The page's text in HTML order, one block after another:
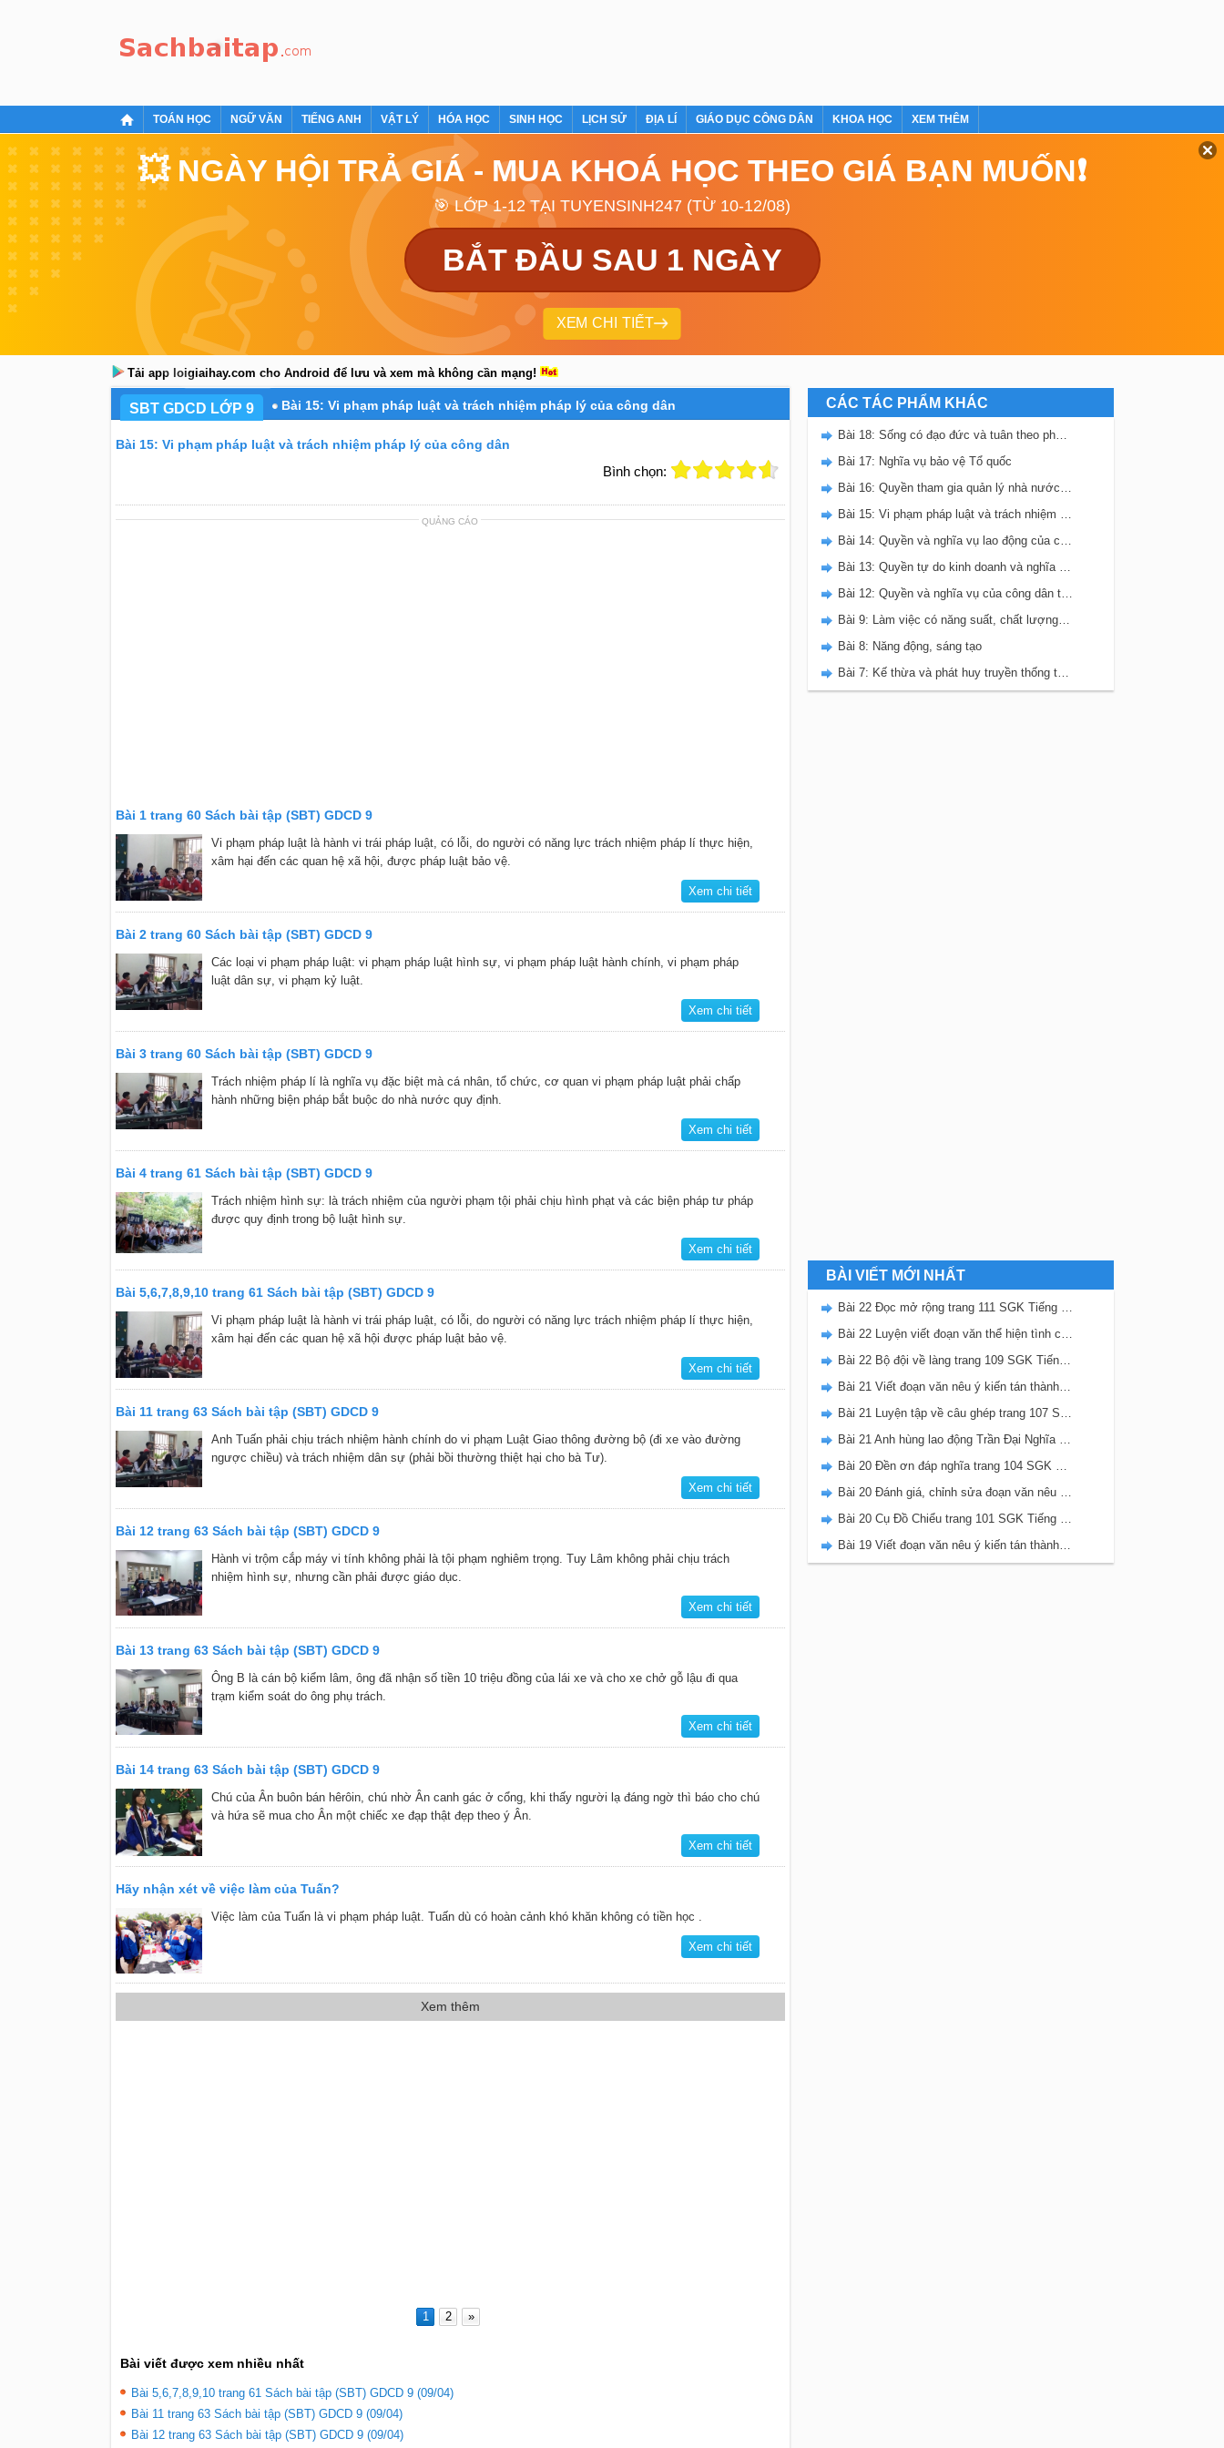
TOÁN HỌC NGỮ VĂN TIẾNG ANH VẬT LÝ HÓA HỌC SINH HỌC LỊCH SỬ ĐỊA LÍ GIÁO DỤC CÔNG DÂN KHOA HỌC XEM THÊM
💥 NGÀY HỘI TRẢ GIÁ - MUA KHOÁ HỌC THEO GIÁ BẠN MUỐN❗
🎯 LỚP 1-12 TẠI TUYENSINH247 (TỪ 10-12/08)
BẮT ĐẦU SAU 1 NGÀY
XEM CHI TIẾT
Tải app loigiaihay.com cho Android để lưu và xem mà không cần mạng!
SBT GDCD LỚP 9 Bài 15: Vi phạm pháp luật và trách nhiệm pháp lý của công dân
Bài 15: Vi phạm pháp luật và trách nhiệm pháp lý của công dân
Bình chọn:
QUẢNG CÁO
Bài 1 trang 60 Sách bài tập (SBT) GDCD 9
Vi phạm pháp luật là hành vi trái pháp luật, có lỗi, do người có năng lực trách nhiệm pháp lí thực hiện,
xâm hại đến các quan hệ xã hội, được pháp luật bảo vệ.
Xem chi tiết
Bài 2 trang 60 Sách bài tập (SBT) GDCD 9
Các loại vi phạm pháp luật: vi phạm pháp luật hình sự, vi phạm pháp luật hành chính, vi phạm pháp
luật dân sự, vi phạm kỷ luật.
Xem chi tiết
Bài 3 trang 60 Sách bài tập (SBT) GDCD 9
Trách nhiệm pháp lí là nghĩa vụ đặc biệt mà cá nhân, tổ chức, cơ quan vi phạm pháp luật phải chấp
hành những biện pháp bắt buộc do nhà nước quy định.
Xem chi tiết
Bài 4 trang 61 Sách bài tập (SBT) GDCD 9
Trách nhiệm hình sự: là trách nhiệm của người phạm tội phải chịu hình phạt và các biện pháp tư pháp
được quy định trong bộ luật hình sự.
Xem chi tiết
Bài 5,6,7,8,9,10 trang 61 Sách bài tập (SBT) GDCD 9
Vi phạm pháp luật là hành vi trái pháp luật, có lỗi, do người có năng lực trách nhiệm pháp lí thực hiện,
xâm hại đến các quan hệ xã hội được pháp luật bảo vệ.
Xem chi tiết
Bài 11 trang 63 Sách bài tập (SBT) GDCD 9
Anh Tuấn phải chịu trách nhiệm hành chính do vi phạm Luật Giao thông đường bộ (đi xe vào đường
ngược chiều) và trách nhiệm dân sự (phải bồi thường thiệt hại cho bà Tư).
Xem chi tiết
Bài 12 trang 63 Sách bài tập (SBT) GDCD 9
Hành vi trộm cắp máy vi tính không phải là tội phạm nghiêm trọng. Tuy Lâm không phải chịu trách
nhiệm hình sự, nhưng cần phải được giáo dục.
Xem chi tiết
Bài 13 trang 63 Sách bài tập (SBT) GDCD 9
Ông B là cán bộ kiểm lâm, ông đã nhận số tiền 10 triệu đồng của lái xe và cho xe chở gỗ lậu đi qua
trạm kiểm soát do ông phụ trách.
Xem chi tiết
Bài 14 trang 63 Sách bài tập (SBT) GDCD 9
Chú của Ân buôn bán hêrôin, chú nhờ Ân canh gác ở cổng, khi thấy người lạ đáng ngờ thì báo cho chú
và hứa sẽ mua cho Ân một chiếc xe đạp thật đẹp theo ý Ân.
Xem chi tiết
Hãy nhận xét về việc làm của Tuấn?
Việc làm của Tuấn là vi phạm pháp luật. Tuấn dù có hoàn cảnh khó khăn không có tiền học .
Xem chi tiết
Xem thêm
1 2 »
Bài viết được xem nhiều nhất
Bài 5,6,7,8,9,10 trang 61 Sách bài tập (SBT) GDCD 9 (09/04)
Bài 11 trang 63 Sách bài tập (SBT) GDCD 9 (09/04)
Bài 12 trang 63 Sách bài tập (SBT) GDCD 9 (09/04)
CÁC TÁC PHẨM KHÁC
Bài 18: Sống có đạo đức và tuân theo pháp luật
Bài 17: Nghĩa vụ bảo vệ Tổ quốc
Bài 16: Quyền tham gia quản lý nhà nước,quản lý xã hội của công dân
Bài 15: Vi phạm pháp luật và trách nhiệm pháp lý của công dân
Bài 14: Quyền và nghĩa vụ lao động của công dân
Bài 13: Quyền tự do kinh doanh và nghĩa vụ đóng thuế
Bài 12: Quyền và nghĩa vụ của công dân trong hôn nhân
Bài 9: Làm việc có năng suất, chất lượng, hiệu quả
Bài 8: Năng động, sáng tạo
Bài 7: Kế thừa và phát huy truyền thống tốt đẹp của dân tộc
BÀI VIẾT MỚI NHẤT
Bài 22 Đọc mở rộng trang 111 SGK Tiếng Việt 5 Kết nối tri thức tập 2
Bài 22 Luyện viết đoạn văn thể hiện tình cảm, cảm xúc về một sự việc trang 111 SGK Tiếng Việt 5 Kết nối tri thức tập 2
Bài 22 Bộ đội về làng trang 109 SGK Tiếng Việt 5 Kết nối tri thức tập 2
Bài 21 Viết đoạn văn nêu ý kiến tán thành một sự việc, hiện tượng (Bài viết số 2) trang 108 SGK Tiếng Việt 5 Kết nối tri thức tập 2
Bài 21 Luyện tập về câu ghép trang 107 SGK Tiếng Việt 5 Kết nối tri thức tập 2
Bài 21 Anh hùng lao động Trần Đại Nghĩa trang 106 SGK Tiếng Việt 5 Kết nối tri thức tập 2
Bài 20 Đền ơn đáp nghĩa trang 104 SGK Tiếng Việt 5 Kết nối tri thức tập 2
Bài 20 Đánh giá, chỉnh sửa đoạn văn nêu ý kiến tán thành một sự vật, hiện tượng trang 103 SGK Tiếng Việt 5 Kết nối tri thức tập 2
Bài 20 Cụ Đồ Chiểu trang 101 SGK Tiếng Việt 5 Kết nối tri thức tập 2
Bài 19 Viết đoạn văn nêu ý kiến tán thành một sự việc, hiện tượng (Bài viết số 1) trang 100 SGK Tiếng Việt 5 Kết nối tri thức tập 2